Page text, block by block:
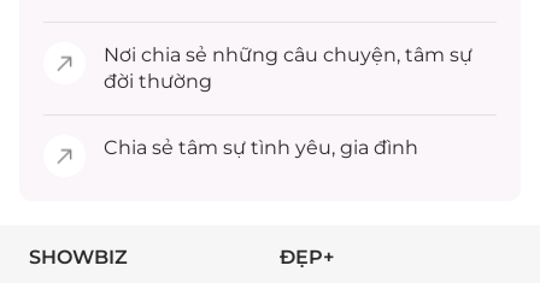
Nơi chia sẻ những câu chuyện, tâm sự
đời thường
Chia sẻ tâm sự tình yêu, gia đình
SHOWBIZ ĐẸP+